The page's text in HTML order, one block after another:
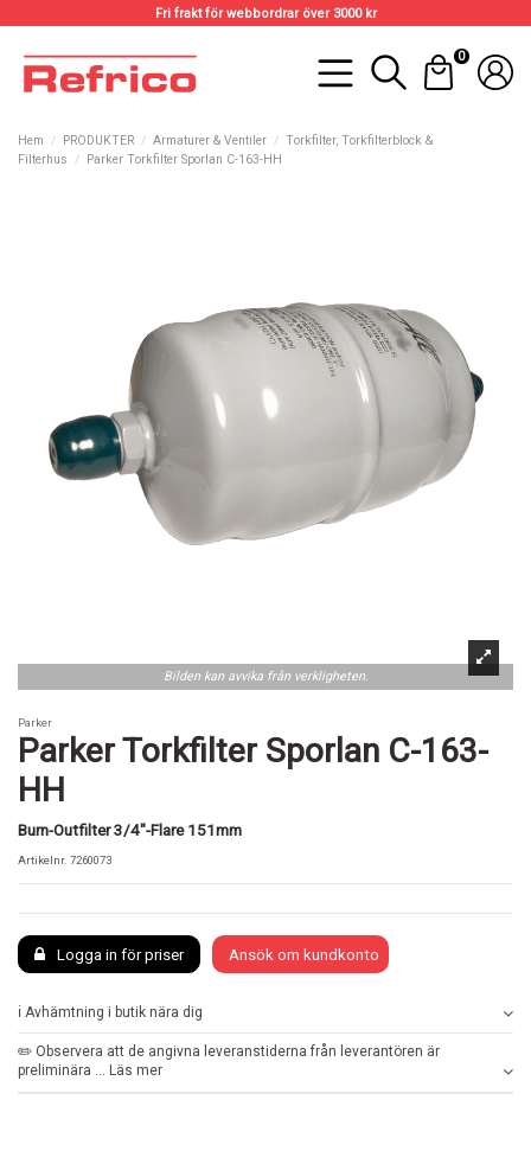
Fri frakt för webbordrar över 3000 kr
0
Hem PRODUKTER Armaturer & Ventiler
Torkfilter, Torkfilterblock &
Filterhus
Parker Torkfilter Sporlan C-163-HH
Bilden kan avvika från verkligheten.
Parker
Parker Torkfilter Sporlan C-163-
HH
Burn-Outfilter 3/4"-Flare 151mm
Artikelnr. 7260073
Logga in för priser Ansök om kundkonto
ℹ️ Avhämtning i butik nära dig
✏️ Observera att de angivna leveranstiderna från leverantören är
preliminära ... Läs mer